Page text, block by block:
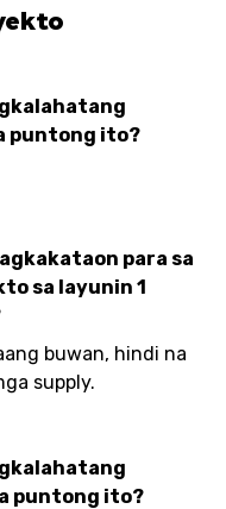
puntong ito?
para sa
sa layunin 1
buwan, hindi na
supply.
puntong ito?